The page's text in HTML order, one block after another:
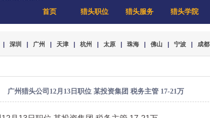
首页 猎头职位 猎头服务 猎头学院
深圳 广州 天津 杭州 太原 珠海 佛山 宁波 成都
广州猎头公司12月13日职位 某投资集团 税务主管 17-21万